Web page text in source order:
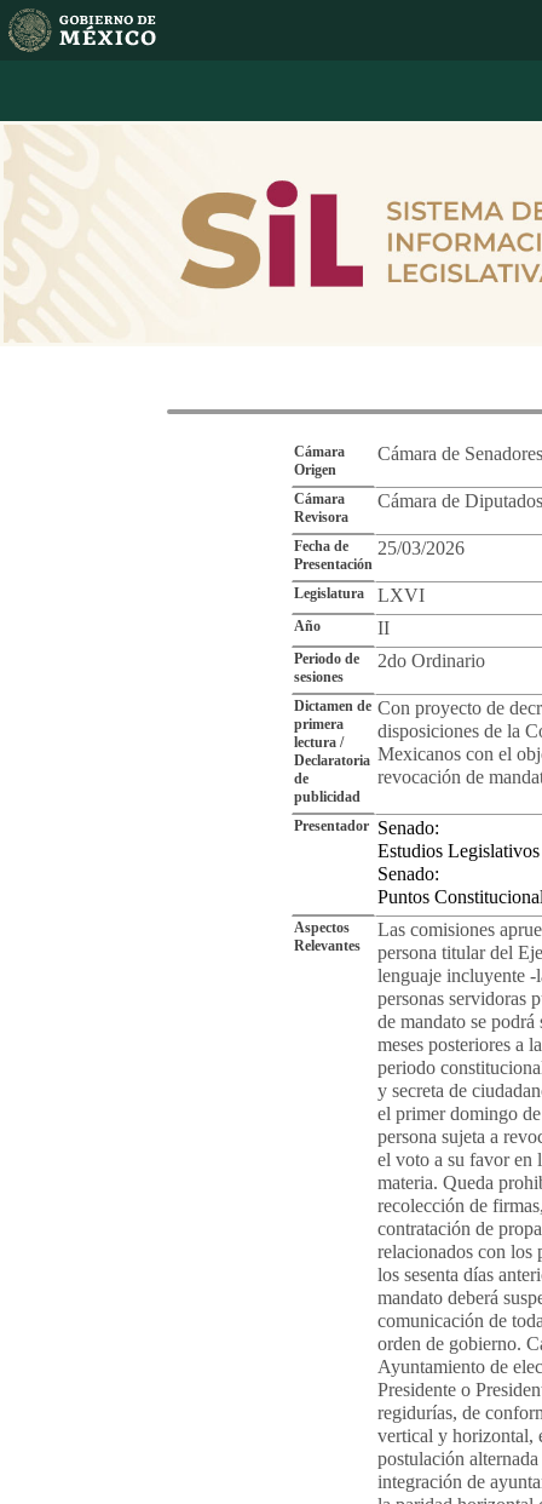
Cámara
Origen
Cámara de Senadores
Cámara
Revisora
Cámara de Diputados
Fecha de
Presentación
25/03/2026
Legislatura LXVI
Año II
Periodo de
sesiones
2do Ordinario
Dictamen de
primera
lectura /
Declaratoria
de
publicidad
Con proyecto de
disposiciones de la
Mexicanos con el
revocación de
Presentador Senado:
Estudios Legislativos
Senado:
Puntos
Aspectos
Relevantes
Las comisiones
persona titular del
lenguaje incluyente -
personas servidoras
de mandato se
meses posteriores a
periodo
y secreta de
el primer domingo
persona sujeta a
el voto a su favor en
materia. Queda
recolección de
contratación de
relacionados con los
los sesenta días
mandato deberá
comunicación de
orden de gobierno.
Ayuntamiento de
Presidente o
regidurías, de
vertical y horizontal,
postulación
integración de